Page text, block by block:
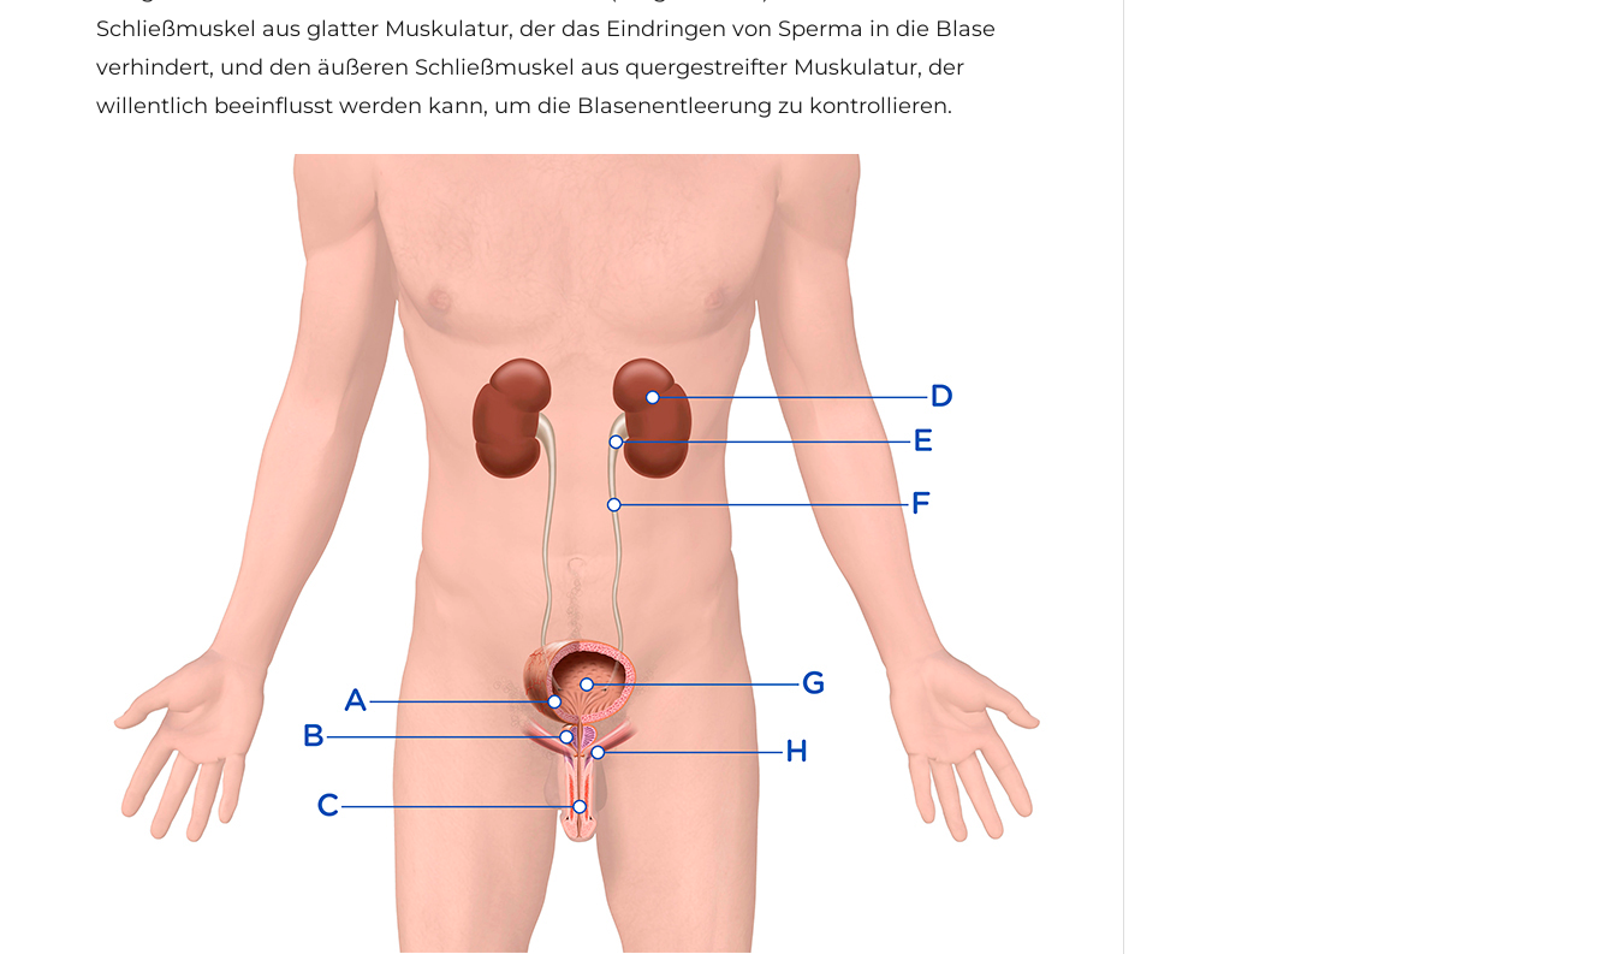
Schließmuskel aus glatter Muskulatur, der das Eindringen von Sperma in die Blase
verhindert, und den äußeren Schließmuskel aus quergestreifter Muskulatur, der
willentlich beeinflusst werden kann, um die Blasenentleerung zu kontrollieren.